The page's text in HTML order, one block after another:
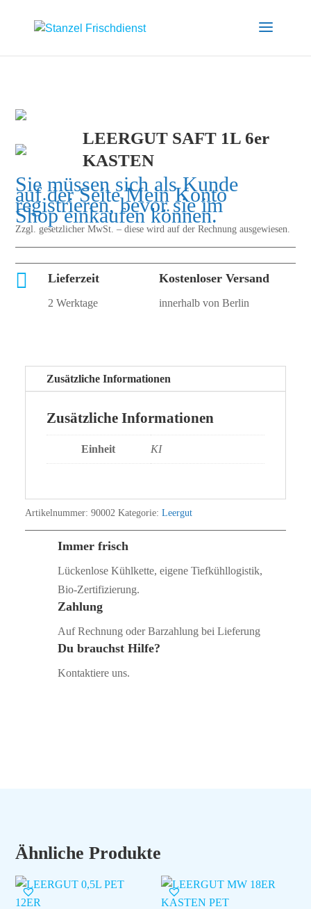
LEERGUT SAFT 1L 6er
KASTEN
Sie müssen sich als Kunde
auf der SeiteMein Konto
registrieren, bevor sie im
Shop einkaufen können.
Zzgl. gesetzlicher MwSt. – diese wird auf der Rechnung ausgewiesen.
 Lieferzeit
2 Werktage
Kostenloser Versand
innerhalb von Berlin
Zusätzliche Informationen
Zusätzliche Informationen
Einheit KI
Artikelnummer: 90002 Kategorie: Leergut
Immer frisch
Lückenlose Kühlkette, eigene Tiefkühllogistik,
Bio‑Zertifizierung.
Zahlung
Auf Rechnung oder Barzahlung bei Lieferung
Du brauchst Hilfe?
Kontaktiere uns.
Ähnliche Produkte